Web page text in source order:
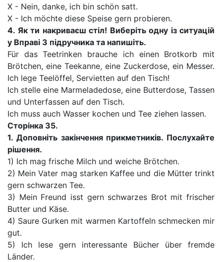
X - Nein, danke, ich bin schön satt.
X - Ich möchte diese Speise gern probieren.
4. Як ти накриваєш стіл! Виберіть одну із ситуацій
у Вправі З підручника та напишіть.
Für das Teetrinken brauche ich einen Brotkorb mit
Brötchen, eine Teekanne, eine Zuckerdose, ein Messer.
Ich lege Teelöffel, Servietten auf den Tisch!
Ich stelle eine Marmeladedose, eine Butterdose, Tassen
und Unterfassen auf den Tisch.
Ich muss auch Wasser kochen und Tee ziehen lassen.
Сторінка 35.
1. Доповніть закінчення прикметників. Послухайте
рішення.
1) Ich mag frische Milch und weiche Brötchen.
2) Mein Vater mag starken Kaffee und die Mütter trinkt
gern schwarzen Tee.
3) Mein Freund isst gern schwarzes Brot mit frischer
Butter und Käse.
4) Saure Gurken mit warmen Kartoffeln schmecken mir
gut.
5) Ich lese gern interessante Bücher über fremde
Länder.